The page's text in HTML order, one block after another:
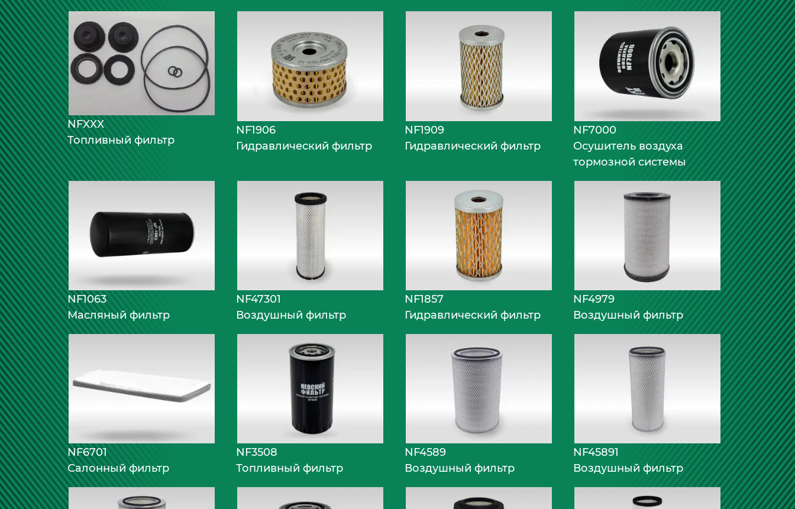
NFXXX
Топливный фильтр
NF1906
Гидравлический фильтр
NF1909
Гидравлический фильтр
NF7000
Осушитель воздуха
тормозной системы
NF1063
Масляный фильтр
NF47301
Воздушный фильтр
NF1857
Гидравлический фильтр
NF4979
Воздушный фильтр
NF6701
Салонный фильтр
NF3508
Топливный фильтр
NF4589
Воздушный фильтр
NF45891
Воздушный фильтр